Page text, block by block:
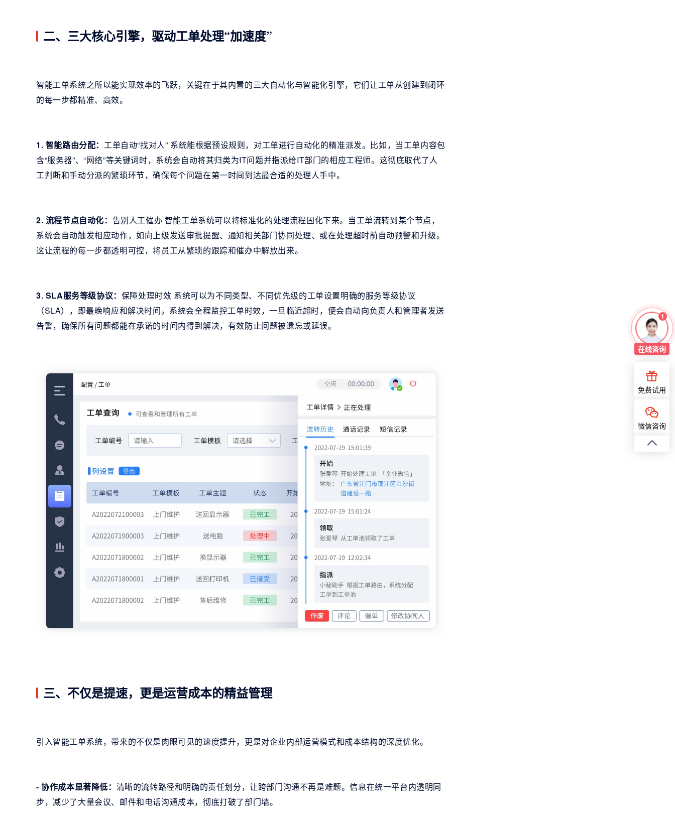
二、三大核心引擎，驱动工单处理“加速度”
智能工单系统之所以能实现效率的飞跃，关键在于其内置的三大自动化与智能化引擎，它们让工单从创建到闭环
的每一步都精准、高效。
1. 智能路由分配： 工单自动“找对人” 系统能根据预设规则，对工单进行自动化的精准派发。比如，当工单内容包
含“服务器”、“网络”等关键词时，系统会自动将其归类为IT问题并指派给IT部门的相应工程师。这彻底取代了人
工判断和手动分派的繁琐环节，确保每个问题在第一时间到达最合适的处理人手中。
2. 流程节点自动化： 告别人工催办 智能工单系统可以将标准化的处理流程固化下来。当工单流转到某个节点，
系统会自动触发相应动作，如向上级发送审批提醒、通知相关部门协同处理、或在处理超时前自动预警和升级。
这让流程的每一步都透明可控，将员工从繁琐的跟踪和催办中解放出来。
3. SLA服务等级协议： 保障处理时效 系统可以为不同类型、不同优先级的工单设置明确的服务等级协议
（SLA），即最晚响应和解决时间。系统会全程监控工单时效，一旦临近超时，便会自动向负责人和管理者发送
告警，确保所有问题都能在承诺的时间内得到解决，有效防止问题被遗忘或延误。
三、不仅是提速，更是运营成本的精益管理
引入智能工单系统，带来的不仅是肉眼可见的速度提升，更是对企业内部运营模式和成本结构的深度优化。
- 协作成本显著降低： 清晰的流转路径和明确的责任划分，让跨部门沟通不再是难题。信息在统一平台内透明同
步，减少了大量会议、邮件和电话沟通成本，彻底打破了部门墙。
1
在线咨询
免费试用
微信咨询